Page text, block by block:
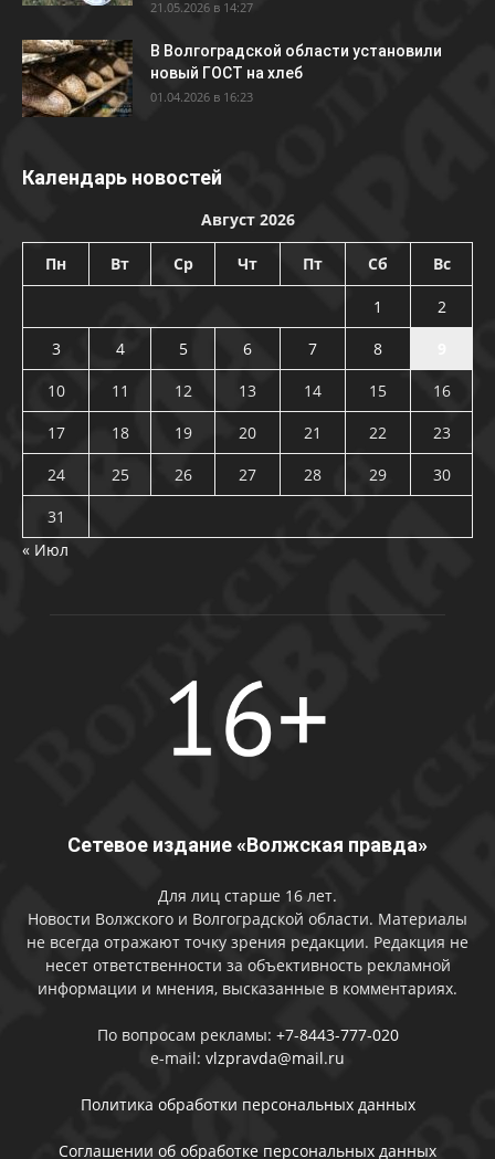
21.05.2026 в 14:27
В Волгоградской области установили
новый ГОСТ на хлеб
01.04.2026 в 16:23
Календарь новостей
Август 2026
Пн Вт Ср Чт Пт Сб Вс
1
2
3
4 5 6 7 8
10
11 12 13 14 15
16
17
18 19 20 21 22
23
24
25 26 27 28 29
30
31
« Июл
Сетевое издание «Волжская правда»
Для лиц старше 16 лет.
Новости Волжского и Волгоградской области. Материалы
не всегда отражают точку зрения редакции. Редакция не
несет ответственности за объективность рекламной
информации и мнения, высказанные в комментариях.
По вопросам рекламы: +7-8443-777-020
e-mail: vlzpravda@mail.ru
Политика обработки персональных данных
Соглашении об обработке персональных данных